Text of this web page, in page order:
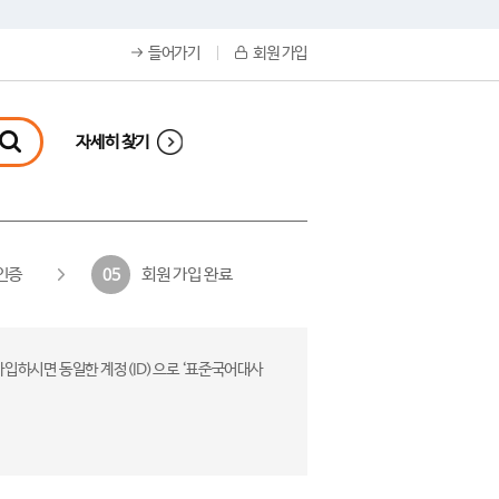
들어가기 회원 가입
자세히 찾기
증 05 회원 가입 완료
하시면 동일한 계정(ID)으로 ‘표준국어대사